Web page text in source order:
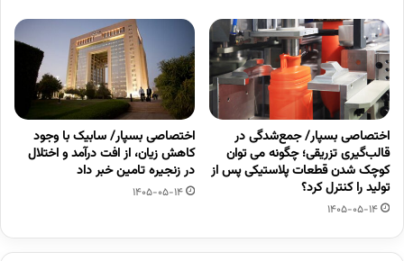
اختصاصی بسپار/ جمع‌شدگی در
قالب‌گیری تزریقی؛ چگونه می توان
کوچک شدن قطعات پلاستیکی پس از
تولید را کنترل کرد؟
1405-05-14
اختصاصی بسپار/ سابیک با وجود
کاهش زیان، از افت درآمد و اختلال
در زنجیره تامین خبر داد
1405-05-14